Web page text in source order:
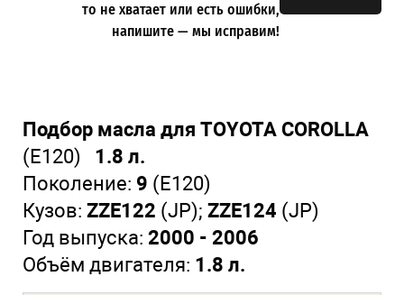
то не хватает или есть ошибки,
напишите — мы исправим!
Подбор масла для TOYOTA COROLLA
(E120) 1.8 л.
Поколение: 9 (E120)
Кузов: ZZE122 (JP); ZZE124 (JP)
Год выпуска: 2000 - 2006
Объём двигателя: 1.8 л.